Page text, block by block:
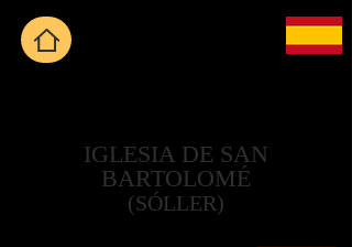
IGLESIA DE SAN
BARTOLOMÉ
(SÓLLER)